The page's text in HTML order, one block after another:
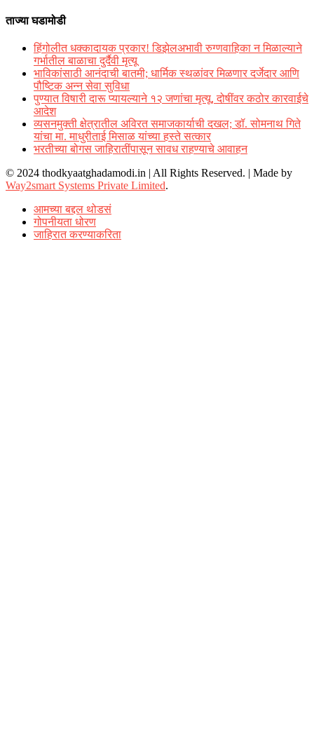
ताज्या घडामोडी
हिंगोलीत धक्कादायक प्रकार! डिझेलअभावी रुग्णवाहिका न मिळाल्याने
गर्भातील बाळाचा दुर्दैवी मृत्यू
भाविकांसाठी आनंदाची बातमी; धार्मिक स्थळांवर मिळणार दर्जेदार आणि
पौष्टिक अन्न सेवा सुविधा
पुण्यात विषारी दारू प्यायल्याने १२ जणांचा मृत्यू, दोषींवर कठोर कारवाईचे
आदेश
व्यसनमुक्ती क्षेत्रातील अविरत समाजकार्याची दखल; डॉ. सोमनाथ गिते
यांचा मा. माधुरीताई मिसाळ यांच्या हस्ते सत्कार
भरतीच्या बोगस जाहिरातींपासून सावध राहण्याचे आवाहन
© 2024 thodkyaatghadamodi.in | All Rights Reserved. | Made by
Way2smart Systems Private Limited.
आमच्या बद्दल थोडसं
गोपनीयता धोरण
जाहिरात करण्याकरिता